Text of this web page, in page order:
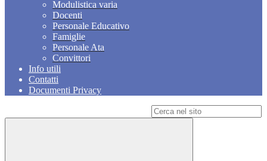
Modulistica varia
Docenti
Personale Educativo
Famiglie
Personale Ata
Convittori
Info utili
Contatti
Documenti Privacy